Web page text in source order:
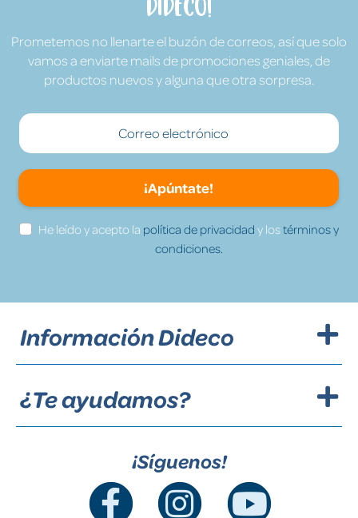
Prometemos no llenarte el buzón de correos, así que solo
vamos a enviarte mails de promociones geniales, de
productos nuevos y alguna que otra sorpresa.
¡Apúntate!
He leído y acepto la política de privacidad y lostérminos y
condiciones.
Información Dideco
¿Te ayudamos?
¡Síguenos!